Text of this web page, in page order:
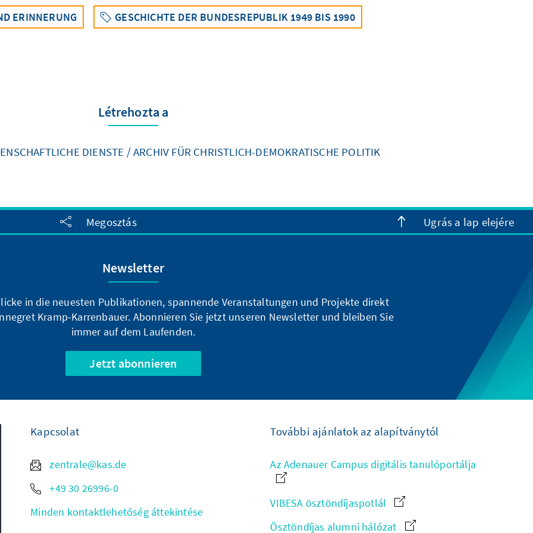
ERINNERUNG GESCHICHTE DER BUNDESREPUBLIK 1949 BIS 1990
Létrehozta a
DIENSTE / ARCHIV FÜR CHRISTLICH-DEMOKRATISCHE POLITIK
Megosztás Ugrás a lap elejére
Newsletter
in die neuesten Publikationen, spannende Veranstaltungen und Projekte direkt
Kramp-Karrenbauer. Abonnieren Sie jetzt unseren Newsletter und bleiben Sie
immer auf dem Laufenden.
Jetzt abonnieren
Kapcsolat
zentrale@kas.de
+49 30 26996-0
Minden kontaktlehetőség áttekintése
További ajánlatok az alapítványtól
Az Adenauer Campus digitális tanulóportálja
VIBESA ösztöndíjaspotlál
Ösztöndíjas alumni hálózat